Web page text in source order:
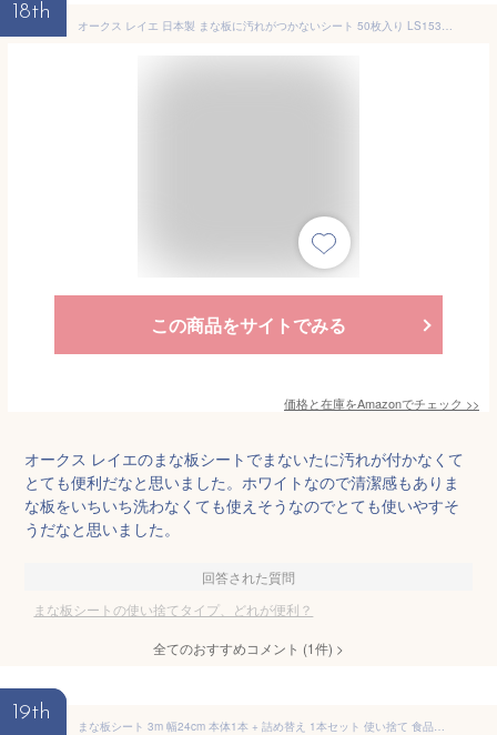
18th
オークス レイエ 日本製 まな板に汚れがつかないシート 50枚入り LS1532 ホワイト 29×20cm
この商品をサイトでみる
価格と在庫をAmazonでチェック >>
オークス レイエのまな板シートでまないたに汚れが付かなくて
とても便利だなと思いました。ホワイトなので清潔感もありま
な板をいちいち洗わなくても使えそうなのでとても使いやすそ
うだなと思いました。
回答された質問
まな板シートの使い捨てタイプ、どれが便利？
全てのおすすめコメント (1件) >
19th
まな板シート 3m 幅24cm 本体1本 + 詰め替え 1本セット 使い捨て 食品安全検査済み